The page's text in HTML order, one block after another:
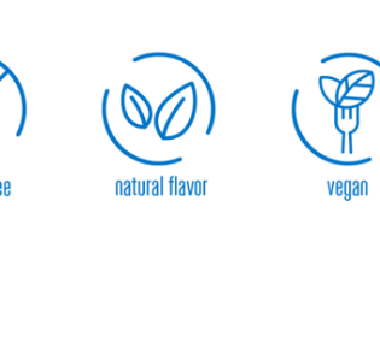
adet limon aromalı saşe
içeriği sayesinde tüm spor
Aşağıdaki değerler 1